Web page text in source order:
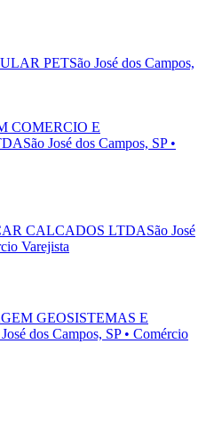
PETSão José dos Campos,
COMERCIO E
São José dos Campos, SP •
CALCADOS LTDASão José
Varejista
GEOSISTEMAS E
José dos Campos, SP • Comércio